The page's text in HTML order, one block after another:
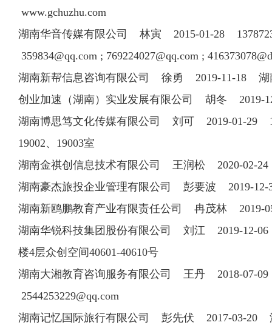
www.gchuzhu.com
湖南华音传媒有限公司 林寅 2015-01-28
359834@qq.com; 769224027@qq.com;
湖南新帮信息咨询有限公司 徐勇 2019-11-18 湖
创业加速（湖南）实业发展有限公司 胡冬 2019-
湖南博思笃文化传媒有限公司 刘可 2019-01-29
19002、19003室
湖南金祺创信息技术有限公司 王润松 2020-02-
湖南豪杰旅投企业管理有限公司 彭要波 2019-
湖南新鸥鹏教育产业有限责任公司 冉茂林 2019-
湖南华锐科技集团股份有限公司 刘江 2019-12-06
楼4层众创空间40601-40610号
湖南大湘教育咨询服务有限公司 王丹 2018-07-
2544253229@qq.com
湖南记忆国际旅行有限公司 彭先伏 2017-03-20